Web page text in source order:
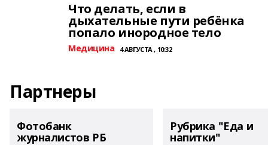
Что делать, если в
дыхательные пути ребёнка
попало инородное тело
Медицина 4 АВГУСТА , 10:32
Партнеры
Фотобанк
журналистов РБ
Рубрика "Еда и
напитки"